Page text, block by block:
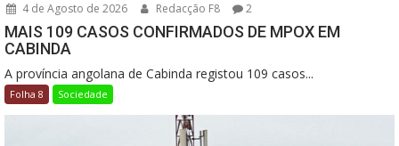
4 de Agosto de 2026 Redacção F8 2
MAIS 109 CASOS CONFIRMADOS DE MPOX EM
CABINDA
A província angolana de Cabinda registou 109 casos...
Folha 8 Sociedade